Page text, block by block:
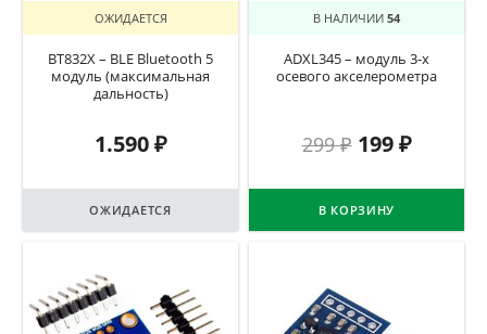
ОЖИДАЕТСЯ
BT832X – BLE Bluetooth 5
модуль (максимальная
дальность)
1.590₽
ОЖИДАЕТСЯ
В НАЛИЧИИ 54
ADXL345 – модуль 3-х
осевого акселерометра
299₽ 199₽
В КОРЗИНУ